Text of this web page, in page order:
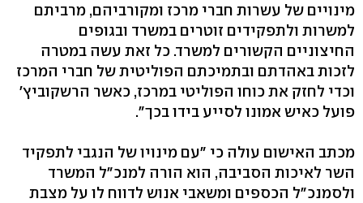
מינויים של עשרות חברי מרכז ומקורביהם, מרביתם
למשרות ולתפקידים זוטרים במשרד ובגופים
החיצוניים הקשורים למשרד. כל זאת עשה במטרה
לזכות באהדתם ובתמיכתם הפוליטית של חברי המרכז
וכדי לחזק את כוחו הפוליטי במרכז, כאשר הרשקוביץ'
פועל כאיש אמונו לסייע בידו בכך".
מכתב האישום עולה כי "עם מינויו של הנגבי לתפקיד
השר לאיכות הסביבה, הוא הורה למנכ"ל המשרד
ולסמנכ"ל הכספים ומשאבי אנוש לדווח לו על מצבת